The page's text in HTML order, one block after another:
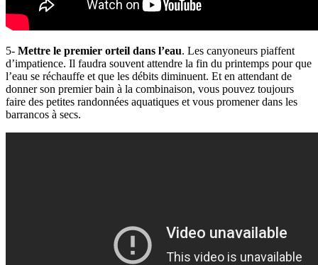
5- Mettre le premier orteil dans l’eau. Les canyoneurs piaffent
d’impatience. Il faudra souvent attendre la fin du printemps pour que
l’eau se réchauffe et que les débits diminuent. Et en attendant de
donner son premier bain à la combinaison, vous pouvez toujours
faire des petites randonnées aquatiques et vous promener dans les
barrancos à secs.